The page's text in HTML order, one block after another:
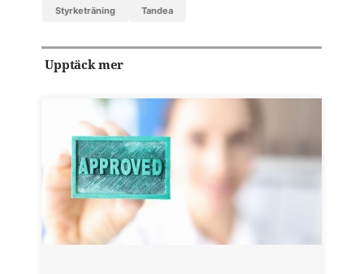
styrketräning Tandea
Upptäck mer